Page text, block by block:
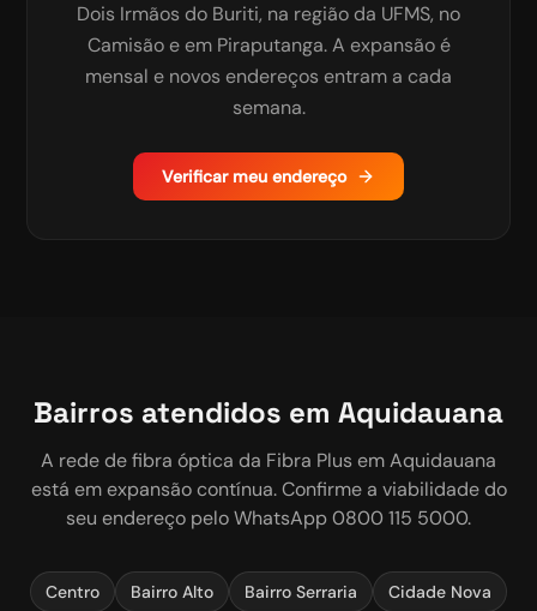
Dois Irmãos do Buriti, na região da UFMS, no
Camisão e em Piraputanga. A expansão é
mensal e novos endereços entram a cada
semana.
Verificar meu endereço
Bairros atendidos em Aquidauana
A rede de fibra óptica da Fibra Plus emAquidauana
está em expansão contínua. Confirme a viabilidade do
seu endereço pelo WhatsApp 0800 115 5000.
Centro Bairro Alto Bairro Serraria
Cidade Nova